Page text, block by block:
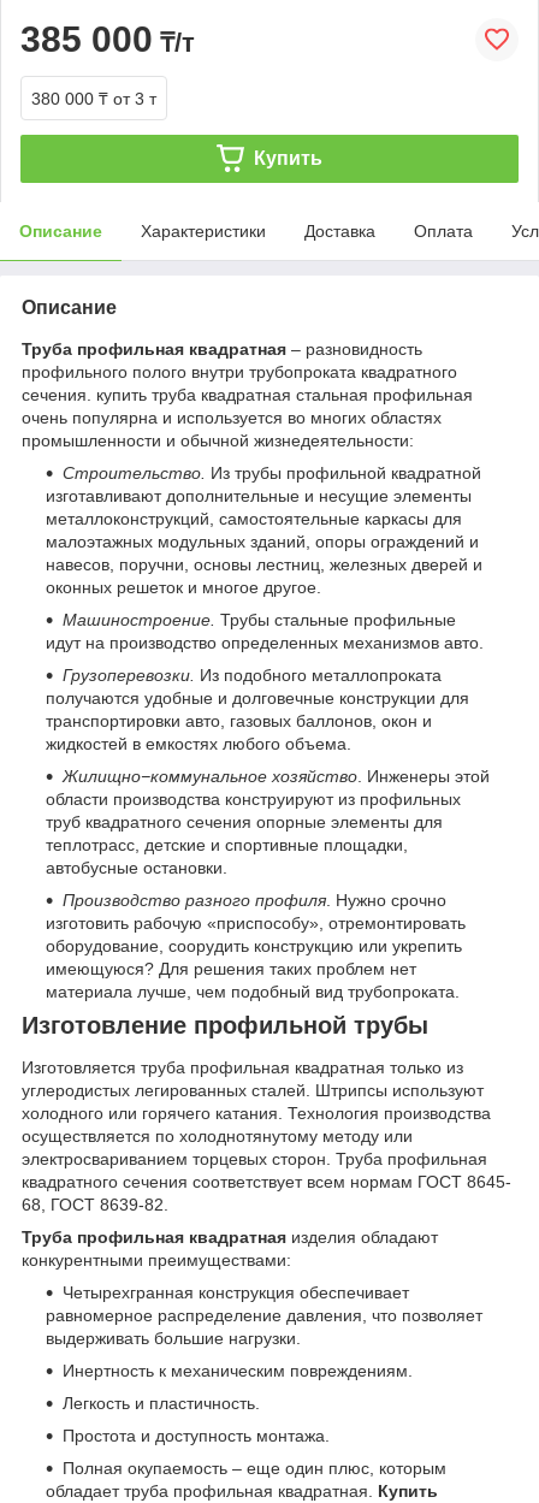
385 000 ₸/т
380 000 ₸ от 3 т
Купить
Описание Характеристики Доставка Оплата
Описание
Труба профильная квадратная – разновидность
профильного полого внутри трубопроката квадратного
сечения. купить труба квадратная стальная профильная
очень популярна и используется во многих областях
промышленности и обычной жизнедеятельности:
Строительство. Из трубы профильной квадратной
изготавливают дополнительные и несущие элементы
металлоконструкций, самостоятельные каркасы для
малоэтажных модульных зданий, опоры ограждений и
навесов, поручни, основы лестниц, железных дверей и
оконных решеток и многое другое.
Машиностроение. Трубы стальные профильные
идут на производство определенных механизмов авто.
Грузоперевозки. Из подобного металлопроката
получаются удобные и долговечные конструкции для
транспортировки авто, газовых баллонов, окон и
жидкостей в емкостях любого объема.
Жилищно−коммунальное хозяйство . Инженеры этой
области производства конструируют из профильных
труб квадратного сечения опорные элементы для
теплотрасс, детские и спортивные площадки,
автобусные остановки.
Производство разного профиля . Нужно срочно
изготовить рабочую «приспособу», отремонтировать
оборудование, соорудить конструкцию или укрепить
имеющуюся? Для решения таких проблем нет
материала лучше, чем подобный вид трубопроката.
Изготовление профильной трубы
Изготовляется труба профильная квадратная только из
углеродистых легированных сталей. Штрипсы используют
холодного или горячего катания. Технология производства
осуществляется по холоднотянутому методу или
электросвариванием торцевых сторон. Труба профильная
квадратного сечения соответствует всем нормам ГОСТ 8645-
68, ГОСТ 8639-82.
Труба профильная квадратная изделия обладают
конкурентными преимуществами:
Четырехгранная конструкция обеспечивает
равномерное распределение давления, что позволяет
выдерживать большие нагрузки.
Инертность к механическим повреждениям.
Легкость и пластичность.
Простота и доступность монтажа.
Полная окупаемость – еще один плюс, которым
обладает труба профильная квадратная. Купить